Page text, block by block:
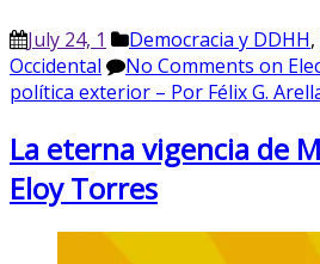
July 24, 1 Democracia y DDHH,
Occidental
No Comments on
política exterior – Por Félix G.
La eterna vigencia de
Eloy Torres